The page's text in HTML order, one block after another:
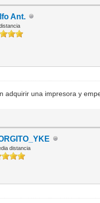
Ant.
adquirir una impresora y
distancia